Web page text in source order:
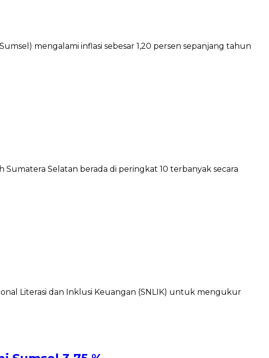
mengalami inflasi sebesar 1,20 persen sepanjang tahun
Sumatera Selatan berada di peringkat 10 terbanyak secara
Literasi dan Inklusi Keuangan (SNLIK) untuk mengukur